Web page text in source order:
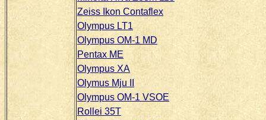
Zeiss Ikon Contaflex
Olympus LT1
Olympus OM-1 MD
Pentax ME
Olympus XA
Olymus Mju II
Olympus OM-1 VSOE
Rollei 35T